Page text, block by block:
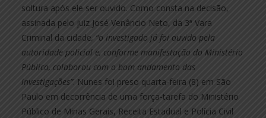
soltura após ele ser ouvido. Como consta na decisão,
assinada pelo juiz José Venâncio Neto, da 3ª Vara
Criminal da cidade, “o investigado já foi ouvido pela
autoridade policial e, conforme manifestação do Ministério
Público, colaborou com o bom andamento das
investigações”. Nunes foi preso quarta-feira (8) em São
Paulo em decorrência de uma força-tarefa do Ministério
Público de Minas Gerais, Receita Estadual e Polícia Civil